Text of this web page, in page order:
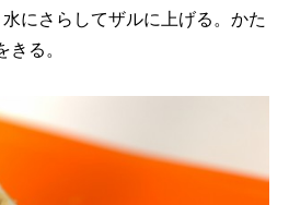
にさらしてザルに上げる。かた
きる。